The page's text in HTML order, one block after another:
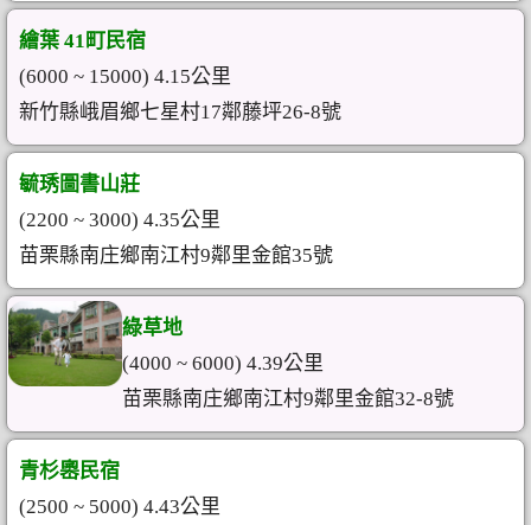
繪葉 41町民宿
(6000 ~ 15000) 4.15公里
新竹縣峨眉鄉七星村17鄰藤坪26-8號
毓琇圖書山莊
(2200 ~ 3000) 4.35公里
苗栗縣南庄鄉南江村9鄰里金館35號
綠草地
(4000 ~ 6000) 4.39公里
苗栗縣南庄鄉南江村9鄰里金館32-8號
青杉嶴民宿
(2500 ~ 5000) 4.43公里